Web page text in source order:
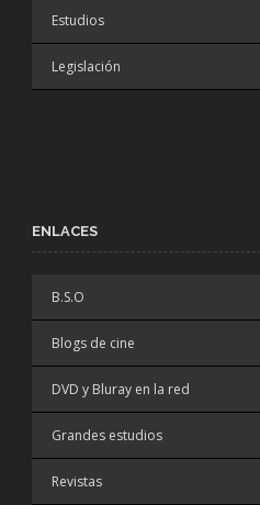
Estudios
Legislación
ENLACES
B.S.O
Blogs de cine
DVD y Bluray en la red
Grandes estudios
Revistas